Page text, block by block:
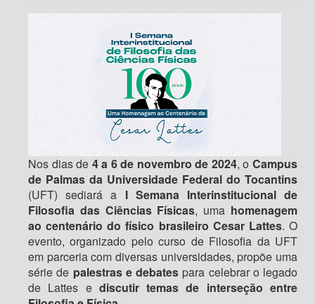
Nos dias de 4 a 6 de novembro de 2024, oCampus
de Palmas da Universidade Federal do Tocantins
(UFT) sediará a I Semana Interinstitucional de
Filosofia das Ciências Físicas, uma homenagem
ao centenário do físico brasileiro Cesar Lattes. O
evento, organizado pelo curso de Filosofia da UFT
em parceria com diversas universidades, propõe uma
série de palestras e debates para celebrar o legado
de Lattes ediscutir temas de interseção entre